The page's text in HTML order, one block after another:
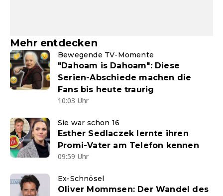
Mehr entdecken
Bewegende TV-Momente
"Dahoam is Dahoam": Diese
Serien-Abschiede machen die
Fans bis heute traurig
10:03 Uhr
Sie war schon 16
Esther Sedlaczek lernte ihren
Promi-Vater am Telefon kennen
09:59 Uhr
Ex-Schnösel
Oliver Mommsen: Der Wandel des